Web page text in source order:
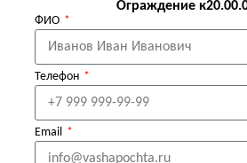
Ограждение
ФИО
Телефон
Email